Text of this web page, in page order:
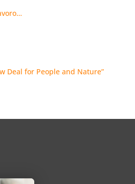
Deal for People and Nature”